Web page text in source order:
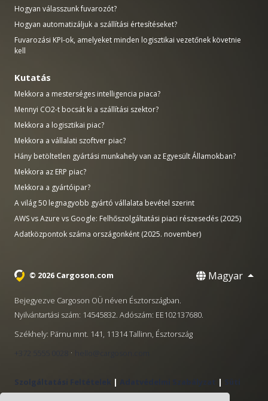
Hogyan válasszunk fuvarozót?
Hogyan automatizáljuk a szállítási értesítéseket?
Fuvarozási KPI-ok, amelyeket minden logisztikai vezetőnek követnie
kell
Kutatás
Mekkora a mesterséges intelligencia piaca?
Mennyi CO2-t bocsát ki a szállítási szektor?
Mekkora a logisztikai piac?
Mekkora a vállalati szoftver piac?
Hány betöltetlen gyártási munkahely van az Egyesült Államokban?
Mekkora az ERP piac?
Mekkora a gyártóipar?
A világ 50 legnagyobb gyártó vállalata bevétel szerint
AWS vs Azure vs Google: Felhőszolgáltatási piaci részesedés (2025)
Adatközpontok száma országonként (2025. november)
© 2026 Cargoson.com Magyar
Bejegyezve Cargoson OÜ néven Észtországban.
Nyilvántartási szám: 14545832. Adószám: EE102137680.
Székhely: Pärnu mnt. 141, 11314 Tallinn, Észtország
+372 5555 0028
·
| Adatvédelmi Szabályzat | Süti
szabályzat